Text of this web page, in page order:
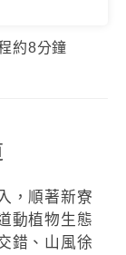
約8分鐘
，順著新寮
動植物生態
錯、山風徐